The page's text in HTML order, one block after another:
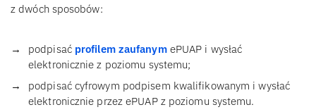
z dwóch sposobów:
podpisać profilem zaufanymePUAP i wysłać
elektronicznie z poziomu systemu;
podpisać cyfrowym podpisem kwalifikowanym i wysłać
elektronicznie przez ePUAP z poziomu systemu.